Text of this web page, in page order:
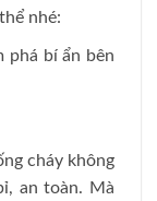
nhé:
cháy không
an toàn. Mà